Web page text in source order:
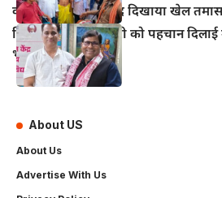
कर पूजा अर्चना के बाद दिखाया खेल
हिंदी सिनेमा में भोजपुरी को पहचान
भावुक
About US
About Us
Advertise With Us